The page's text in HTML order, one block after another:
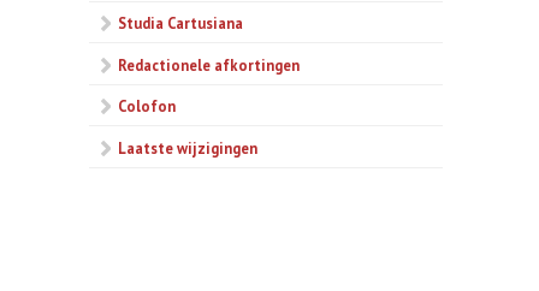
Studia Cartusiana
Redactionele afkortingen
Colofon
Laatste wijzigingen